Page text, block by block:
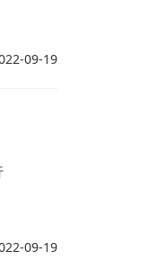
09-19
09-19